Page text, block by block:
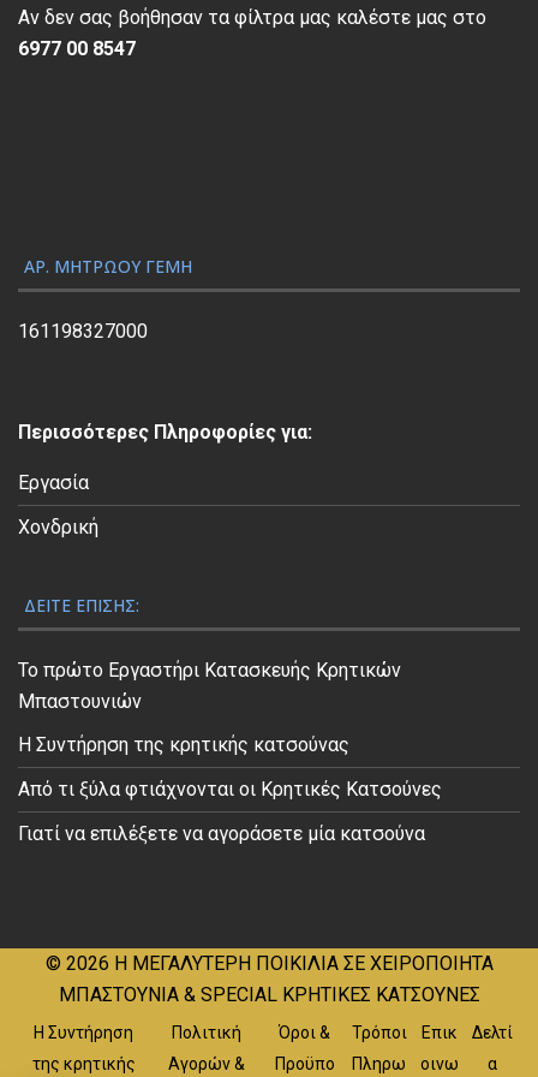
π
α
ς
Β
ί
ο
Αν δεν σας βοήθησαν τα φίλτρα μας καλέστε μας στο
6977 00 8547
ΑΡ. ΜΗΤΡΏΟΥ ΓΕΜΗ
161198327000
Περισσότερες Πληροφορίες για:
Εργασία
Χονδρική
ΔΕΊΤΕ ΕΠΊΣΗΣ:
Το πρώτο Εργαστήρι Κατασκευής Κρητικών
Μπαστουνιών
Η Συντήρηση της κρητικής κατσούνας
Από τι ξύλα φτιάχνονται οι Κρητικές Κατσούνες
Γιατί να επιλέξετε να αγοράσετε μία κατσούνα
© 2026 Η ΜΕΓΑΛΥΤΕΡΗ ΠΟΙΚΙΛΙΑ ΣΕ ΧΕΙΡΟΠΟΙΗΤΑ
ΜΠΑΣΤΟΥΝΙΑ & SPECIAL ΚΡΗΤΙΚΕΣ ΚΑΤΣΟΥΝΕΣ
Η Συντήρηση
της κρητικής
Πολιτική
Αγορών &
Όροι &
Προϋπο
Τρόποι
Πληρω
Επικ
οινω
Δελτί
α